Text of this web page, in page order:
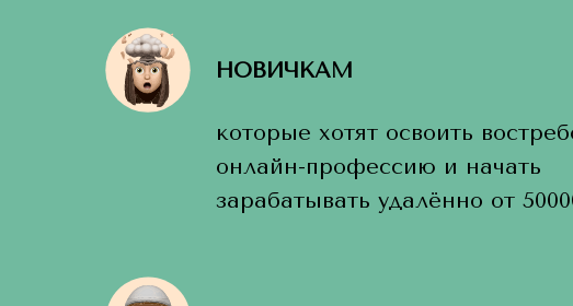
НОВИЧКАМ
которые хотят освоить
онлайн-профессию и начать
зарабатывать удалённо от